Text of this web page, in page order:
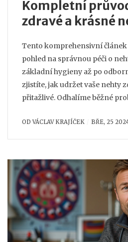
Kompletní
zdravé a krásné
Tento komprehensivní
pohled na správnou péči o
základní hygieny až po
zjistíte, jak udržet vaše nehty
přitažlivé. Odhalíme běžné
řešení, včetně přírodních a
ODVÁCLAV KRAJÍČEK BŘE, 25